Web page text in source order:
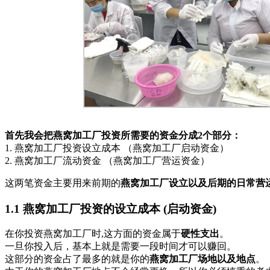
首先我会把燕窝加工厂投资所需要的资金分成2个部分：
1. 燕窝加工厂投资设立成本 （燕窝加工厂启动资金）
2. 燕窝加工厂流动资金 （燕窝加工厂营运资金）
这两笔资金主要用来前期的燕窝加工厂设立以及后期的日常营
1.1 燕窝加工厂投资的设立成本 (启动资金)
在你投资燕窝加工厂时,这方面的资金属于硬性支出。
一旦你投入后，基本上就是需要一段时间才可以赚回。
这部分的资金占了最多的就是你的燕窝加工厂场地以及地点。